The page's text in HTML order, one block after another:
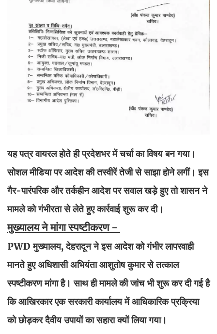
यह पत्र वायरल होते ही प्रदेशभर में चर्चा का विषय बन गया।
सोशल मीडिया पर आदेश की तस्वीरें तेजी से साझा होने लगीं। इस
गैर-पारंपरिक और तर्कहीन आदेश पर सवाल खड़े हुए तो शासन ने
मामले को गंभीरता से लेते हुए कार्रवाई शुरू कर दी।
मुख्यालय ने मांगा स्पष्टीकरण -
PWD मुख्यालय, देहरादून ने इस आदेश को गंभीर लापरवाही
मानते हुए अधिशासी अभियंता आशुतोष कुमार से तत्काल
स्पष्टीकरण मांगा है। साथ ही मामले की जांच भी शुरू कर दी गई है
कि आखिरकार एक सरकारी कार्यालय में आधिकारिक प्रक्रिया
को छोड़कर दैवीय उपायों का सहारा क्यों लिया गया।